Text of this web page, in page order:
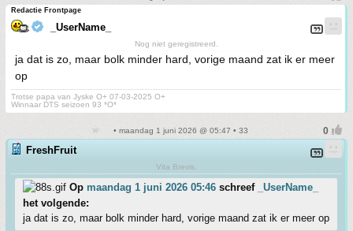
Redactie Frontpage
_UserName_
Nog niet geregistreerd.
ja dat is zo, maar bolk minder hard, vorige maand zat ik er meer
op
Trotse papa van Jyske O+ 07-03-2025 O+
Winnaar DTS seizoen 93 *O*
• maandag 1 juni 2026 @ 05:47 • 33
FreshFruit
Vita Brevis.
Op maandag 1 juni 2026 05:46 schreef
_UserName_
het volgende:
ja dat is zo, maar bolk minder hard, vorige maand zat ik er meer op